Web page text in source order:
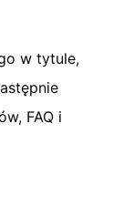
w tytule,
FAQ i